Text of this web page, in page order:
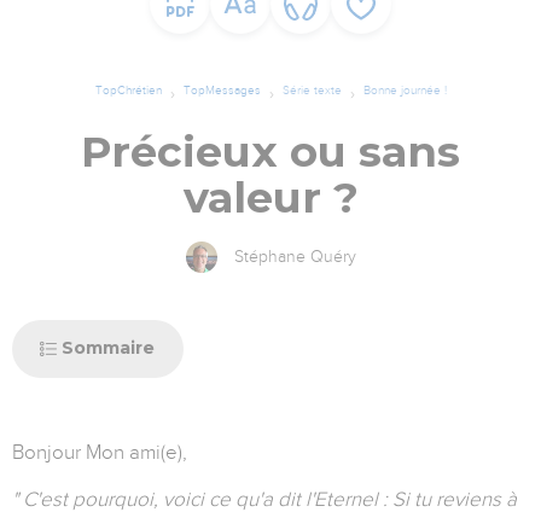
TopChrétien TopMessages Série texte Bonne journée !
Précieux ou sans
valeur ?
Stéphane Quéry
Sommaire
Bonjour Mon ami(e),
" C'est pourquoi, voici ce qu'a dit l'Eternel : Si tu reviens à